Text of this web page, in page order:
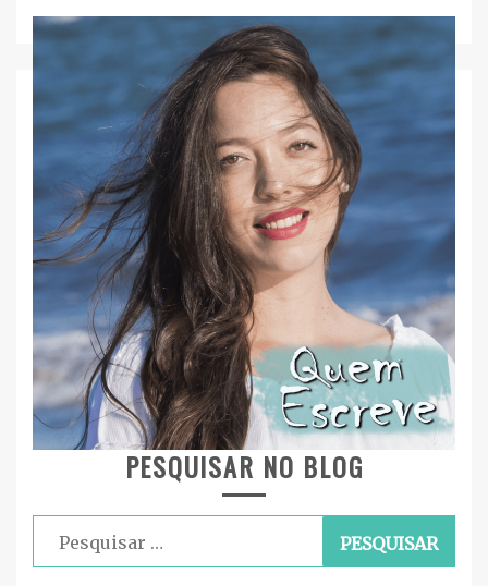
PESQUISAR NO BLOG
Pesquisar
por: